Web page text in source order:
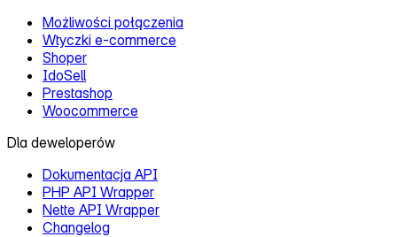
Możliwości połączenia
Wtyczki e‑commerce
Shoper
IdoSell
Prestashop
Woocommerce
Dla deweloperów
Dokumentacja API
PHP API Wrapper
Nette API Wrapper
Changelog